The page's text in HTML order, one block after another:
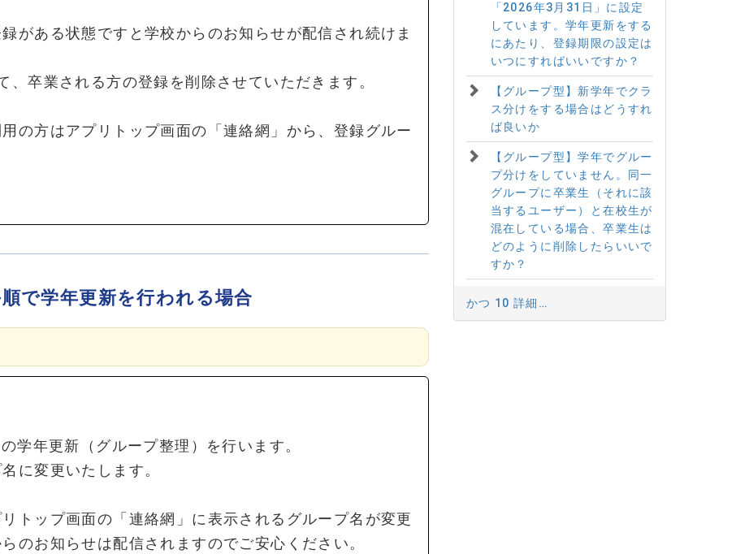
がある状態ですと学校からのお知らせが配信され続けま
卒業される方の登録を削除させていただきます。
の方はアプリトップ画面の「連絡網」から、登録グルー
で学年更新を行われる場合
学年更新（グループ整理）を行います。
に変更いたします。
トップ画面の「連絡網」に表示されるグループ名が変更
のお知らせは配信されますのでご安心ください。
「2026年3月31日」に設定
しています。学年更新をする
にあたり、登録期限の設定は
いつにすればいいですか？
【グループ型】新学年でクラ
ス分けをする場合はどうすれ
ば良いか
【グループ型】学年でグルー
プ分けをしていません。同一
グループに卒業生（それに該
当するユーザー）と在校生が
混在している場合、卒業生は
どのように削除したらいいで
すか？
かつ 10 詳細…